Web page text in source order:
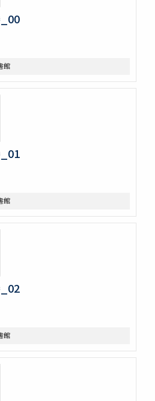
一巻図一巻坿宣和遺事一巻
存四回
宣和遺事 1卷
巻
巻
Syntax
from the Rubáiyát of Omar
Annam các chữ nho trong
支那人の希望事項
館
館
館